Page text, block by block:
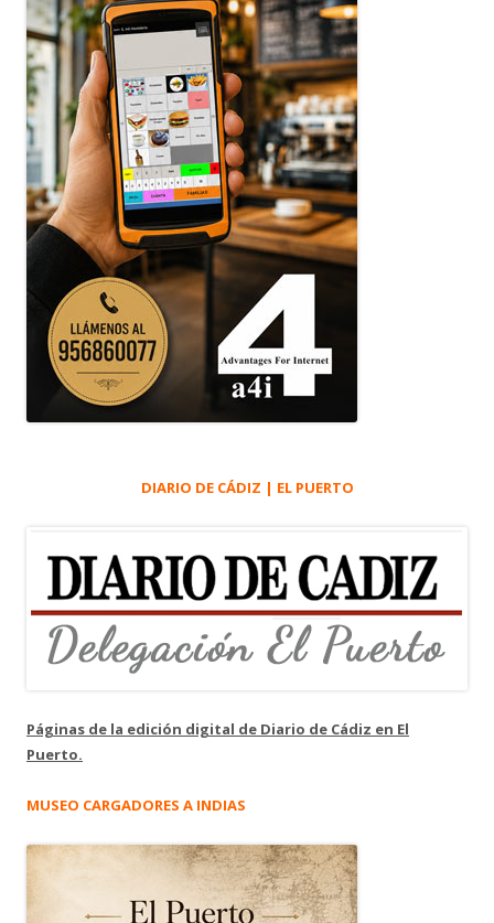
DIARIO DE CÁDIZ | EL PUERTO
Páginas de la edición digital de Diario de Cádiz en El
Puerto.
MUSEO CARGADORES A INDIAS